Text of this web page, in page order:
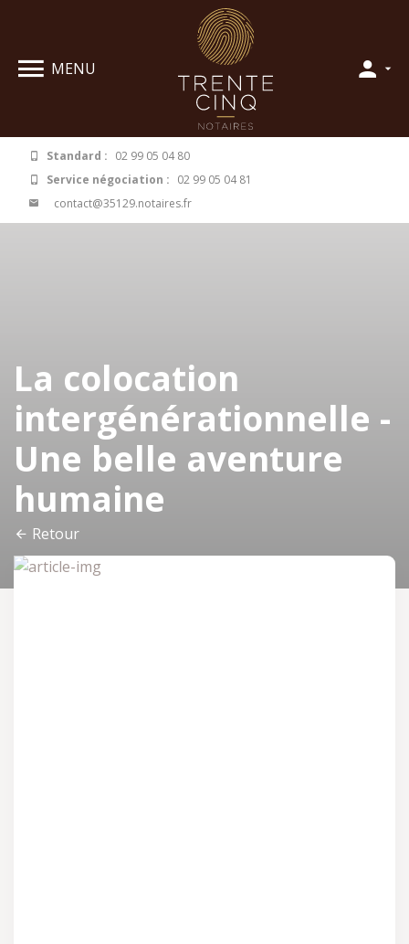
MENU
Standard : 02 99 05 04 80
Service négociation : 02 99 05 04 81
contact@35129.notaires.fr
La colocation
intergénérationnelle -
Une belle aventure
humaine
Retour
Panneau de gestion des cookies